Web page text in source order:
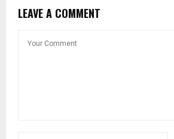
LEAVE A COMMENT